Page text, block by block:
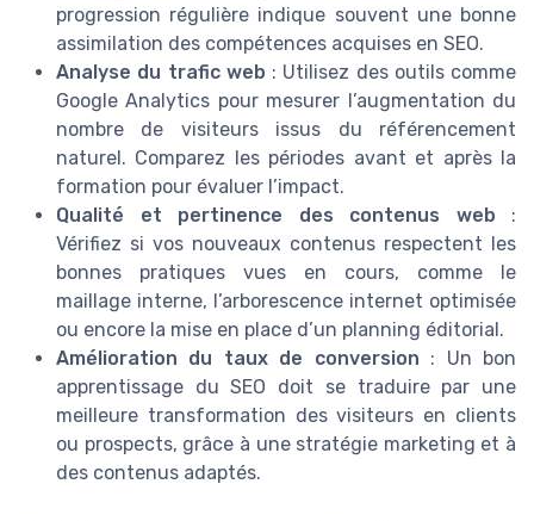
progression régulière indique souvent une bonne
assimilation des compétences acquises en SEO.
Analyse du trafic web : Utilisez des outils comme
Google Analytics pour mesurer l’augmentation du
nombre de visiteurs issus du référencement
naturel. Comparez les périodes avant et après la
formation pour évaluer l’impact.
Qualité et pertinence des contenus web :
Vérifiez si vos nouveaux contenus respectent les
bonnes pratiques vues en cours, comme le
maillage interne, l’arborescence internet optimisée
ou encore la mise en place d’un planning éditorial.
Amélioration du taux de conversion : Un bon
apprentissage du SEO doit se traduire par une
meilleure transformation des visiteurs en clients
ou prospects, grâce à une stratégie marketing et à
des contenus adaptés.